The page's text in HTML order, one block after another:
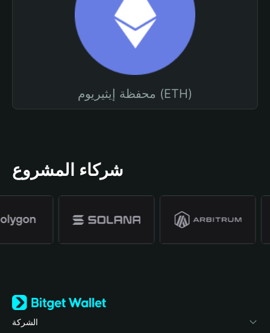
محفظة إيثيريوم (ETH)
شركاء المشروع
الشركة